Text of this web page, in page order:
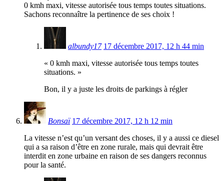
0 kmh maxi, vitesse autorisée tous temps toutes situations.
Sachons reconnaître la pertinence de ses choix !
albundy17 17 décembre 2017, 12 h 44 min
« 0 kmh maxi, vitesse autorisée tous temps toutes
situations. »
Bon, il y a juste les droits de parkings à régler
Bonsaï 17 décembre 2017, 12 h 12 min
La vitesse n’est qu’un versant des choses, il y a aussi ce diesel
qui a sa raison d’être en zone rurale, mais qui devrait être
interdit en zone urbaine en raison de ses dangers reconnus
pour la santé.